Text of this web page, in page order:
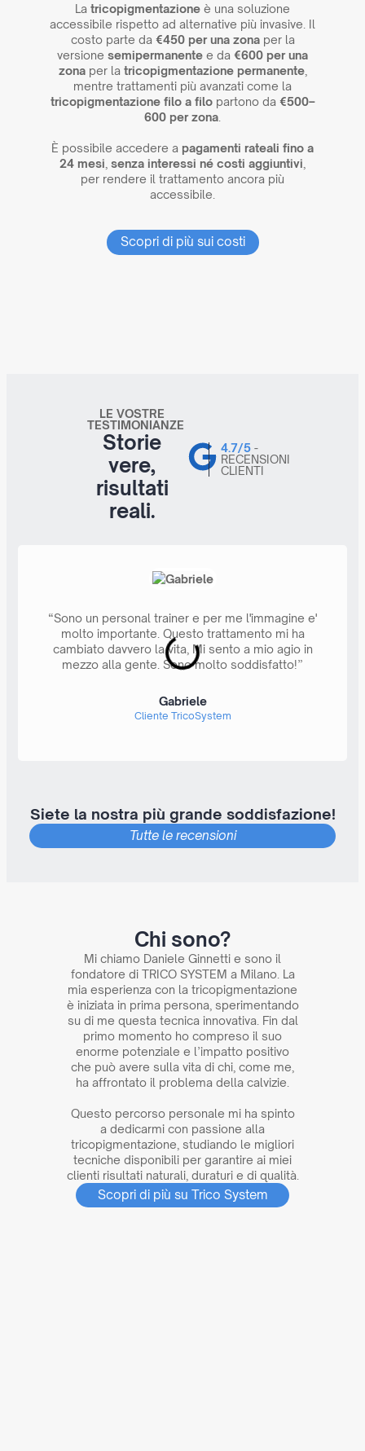
La tricopigmentazione è una soluzione
accessibile rispetto ad alternative più invasive. Il
costo parte da €450 per una zonaper la
versione semipermanente e da €600 per una
zonaper la tricopigmentazione permanente,
mentre trattamenti più avanzati come la
tricopigmentazione filo a filopartono da €500–
600 per zona
È possibile accedere a pagamenti rateali fino a
24 mesi senza interessi né costi aggiuntivi
per rendere il trattamento ancora più
accessibile.
Scopri di più sui costi
LE VOSTRE
TESTIMONIANZE
Storie
vere,
risultati
reali.
4.7/5 -
RECENSIONI
CLIENTI
“Sono un personal trainer e per me l'immagine e'
molto importante. Questo trattamento mi ha
cambiato davvero la vita, Mi sento a mio agio in
mezzo alla gente. Sono molto soddisfatto!”
Gabriele
Cliente TricoSystem
Siete la nostra più grande soddisfazione!
Tutte le recensioni
Chi sono?
Mi chiamo Daniele Ginnetti e sono il
fondatore di TRICO SYSTEM a Milano. La
mia esperienza con la tricopigmentazione
è iniziata in prima persona, sperimentando
su di me questa tecnica innovativa. Fin dal
primo momento ho compreso il suo
enorme potenziale e l’impatto positivo
che può avere sulla vita di chi, come me,
ha affrontato il problema della calvizie.
Questo percorso personale mi ha spinto
a dedicarmi con passione alla
tricopigmentazione, studiando le migliori
tecniche disponibili per garantire ai miei
clienti risultati naturali, duraturi e di qualità.
Scopri di più su Trico System